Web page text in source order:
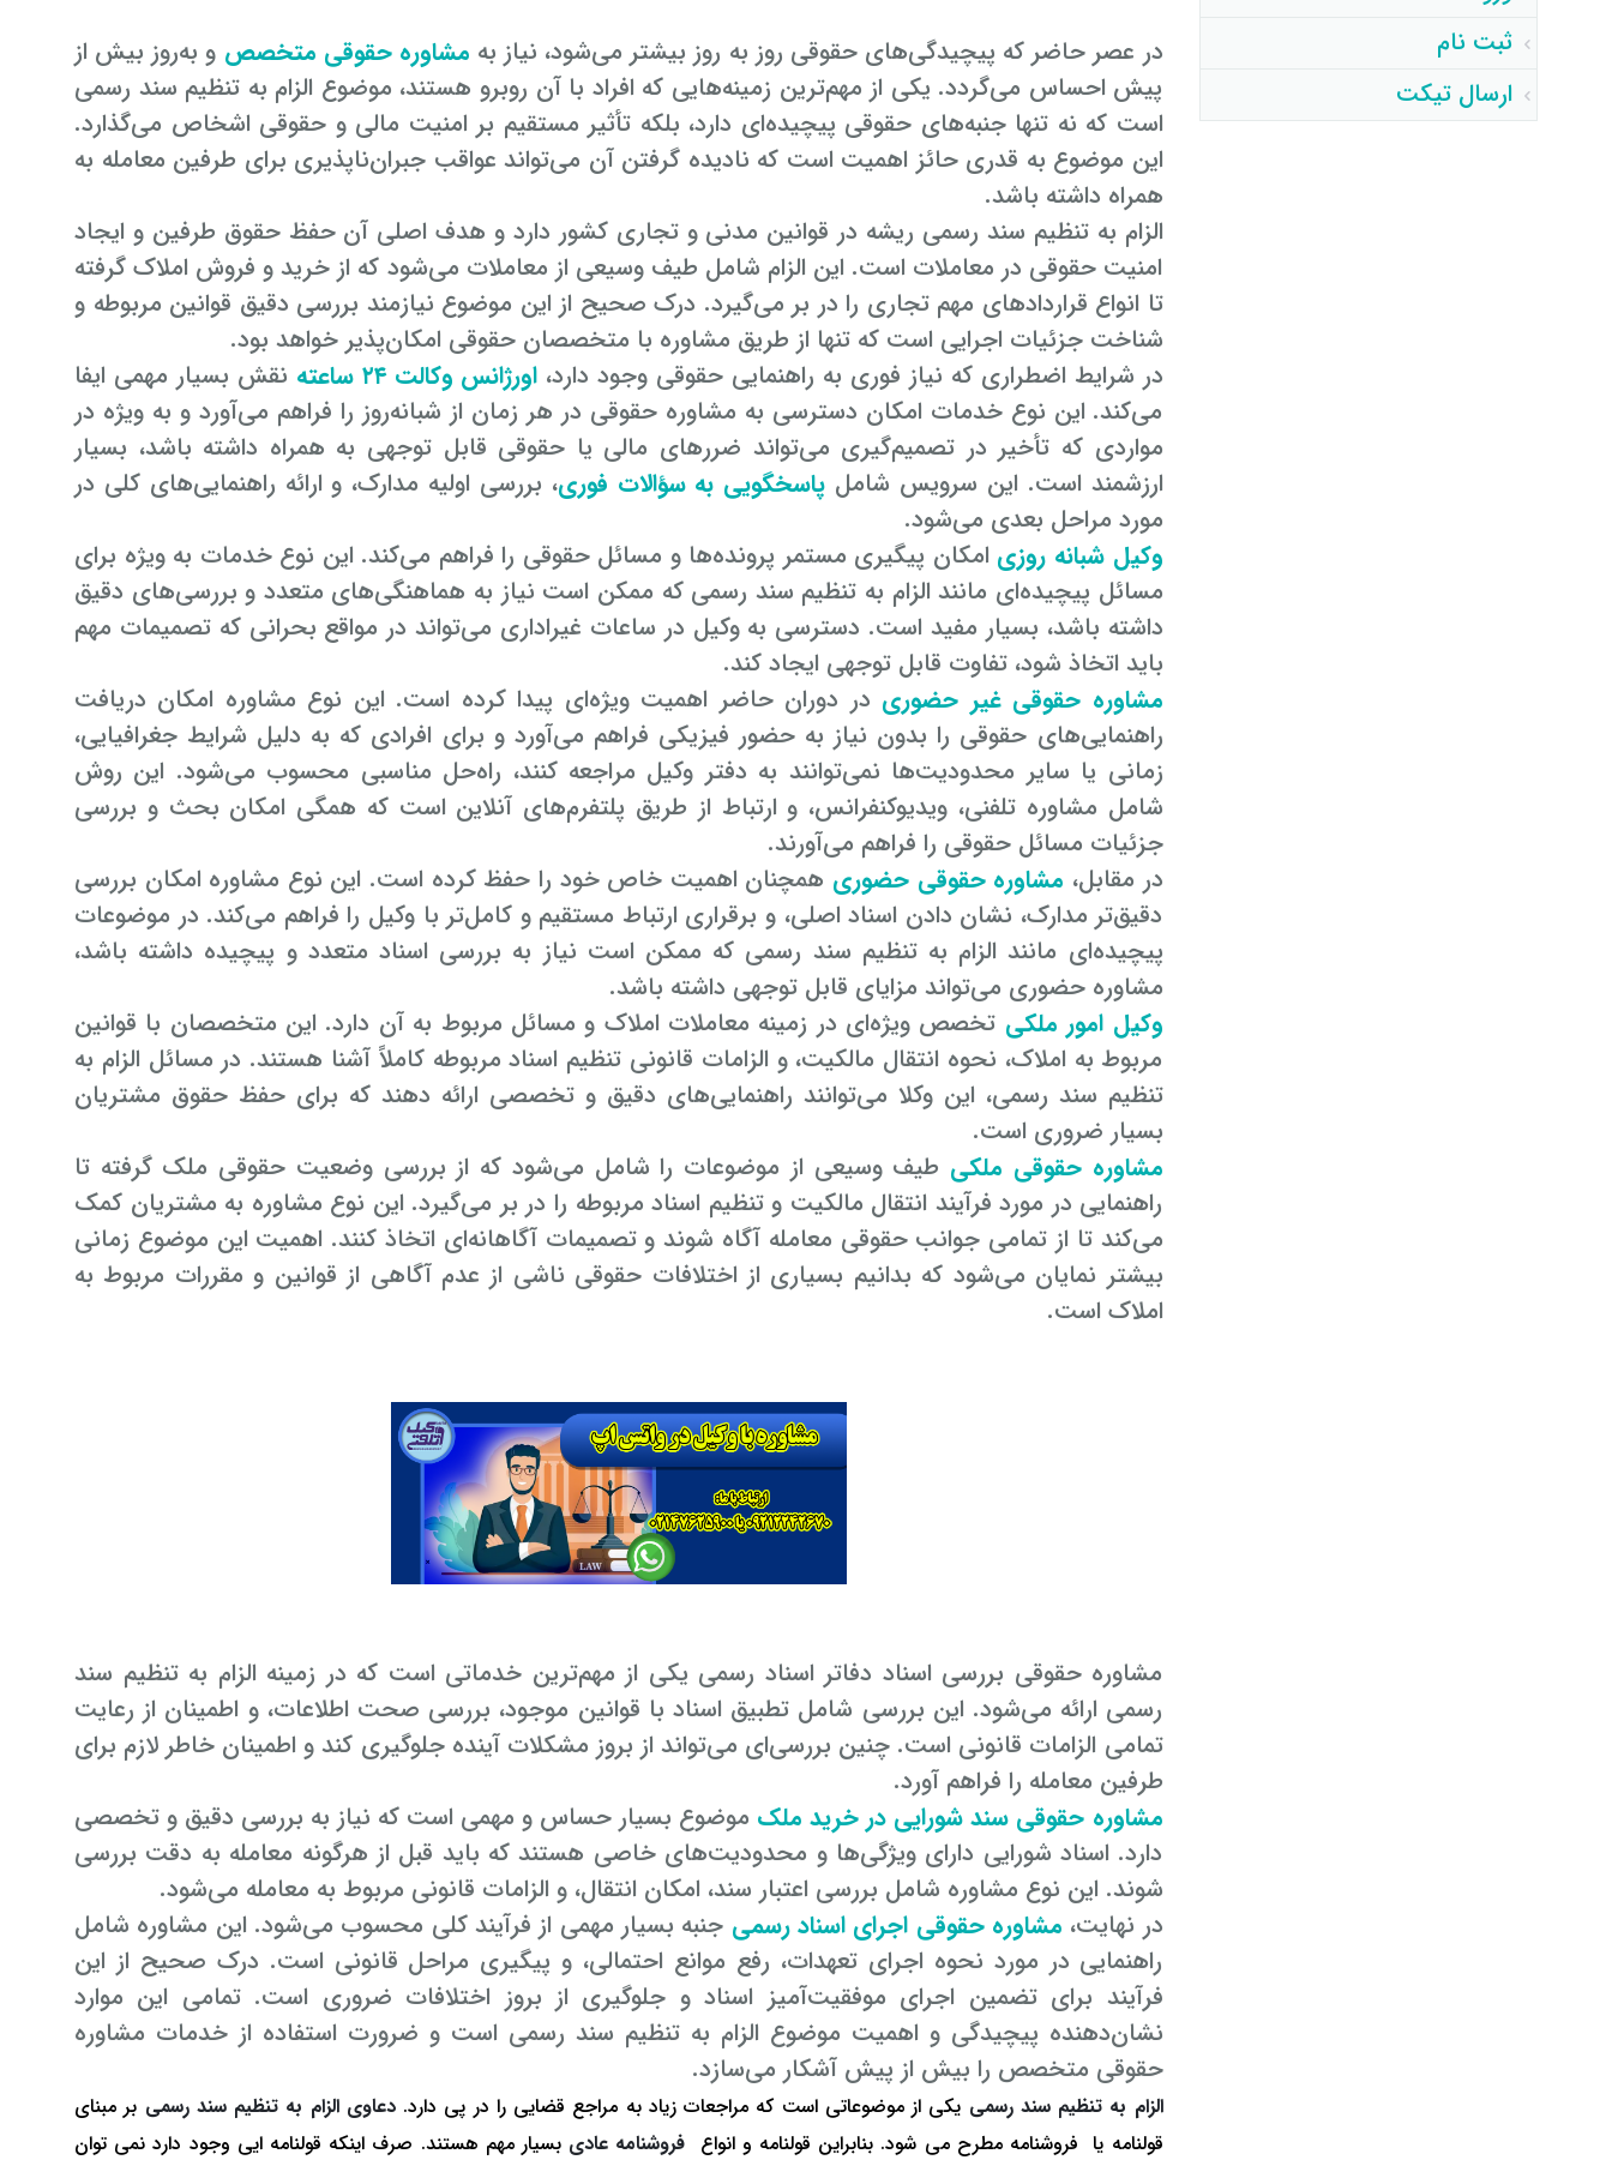
ثبت نام
ارسال تیکت
در عصر حاضر که پیچیدگی‌های حقوقی روز به روز بیشتر می‌شود، نیاز به مشاوره حقوقی متخصص و به‌روز بیش از
پیش احساس می‌گردد. یکی از مهم‌ترین زمینه‌هایی که افراد با آن روبرو هستند، موضوع الزام به تنظیم سند رسمی
است که نه تنها جنبه‌های حقوقی پیچیده‌ای دارد، بلکه تأثیر مستقیم بر امنیت مالی و حقوقی اشخاص می‌گذارد.
این موضوع به قدری حائز اهمیت است که نادیده گرفتن آن می‌تواند عواقب جبران‌ناپذیری برای طرفین معامله به
همراه داشته باشد.
الزام به تنظیم سند رسمی ریشه در قوانین مدنی و تجاری کشور دارد و هدف اصلی آن حفظ حقوق طرفین و ایجاد
امنیت حقوقی در معاملات است. این الزام شامل طیف وسیعی از معاملات می‌شود که از خرید و فروش املاک گرفته
تا انواع قراردادهای مهم تجاری را در بر می‌گیرد. درک صحیح از این موضوع نیازمند بررسی دقیق قوانین مربوطه و
شناخت جزئیات اجرایی است که تنها از طریق مشاوره با متخصصان حقوقی امکان‌پذیر خواهد بود.
در شرایط اضطراری که نیاز فوری به راهنمایی حقوقی وجود دارد، اورژانس وکالت ۲۴ ساعته
نقش بسیار مهمی ایفا
می‌کند. این نوع خدمات امکان دسترسی به مشاوره حقوقی در هر زمان از شبانه‌روز را فراهم می‌آورد و به ویژه در
مواردی که تأخیر در تصمیم‌گیری می‌تواند ضررهای مالی یا حقوقی قابل توجهی به همراه داشته باشد، بسیار
ارزشمند است. این سرویس شامل پاسخگویی به سؤالات فوری، بررسی اولیه مدارک، و ارائه راهنمایی‌های کلی در
مورد مراحل بعدی می‌شود.
وکیل شبانه روزی امکان پیگیری مستمر پرونده‌ها و مسائل حقوقی را فراهم می‌کند. این نوع خدمات به ویژه برای
مسائل پیچیده‌ای مانند الزام به تنظیم سند رسمی که ممکن است نیاز به هماهنگی‌های متعدد و بررسی‌های دقیق
داشته باشد، بسیار مفید است. دسترسی به وکیل در ساعات غیراداری می‌تواند در مواقع بحرانی که تصمیمات مهم
باید اتخاذ شود، تفاوت قابل توجهی ایجاد کند.
مشاوره حقوقی غیر حضوری در دوران حاضر اهمیت ویژه‌ای پیدا کرده است. این نوع مشاوره امکان دریافت
راهنمایی‌های حقوقی را بدون نیاز به حضور فیزیکی فراهم می‌آورد و برای افرادی که به دلیل شرایط جغرافیایی،
زمانی یا سایر محدودیت‌ها نمی‌توانند به دفتر وکیل مراجعه کنند، راه‌حل مناسبی محسوب می‌شود. این روش
شامل مشاوره تلفنی، ویدیوکنفرانس، و ارتباط از طریق پلتفرم‌های آنلاین است که همگی امکان بحث و بررسی
جزئیات مسائل حقوقی را فراهم می‌آورند.
در مقابل، مشاوره حقوقی حضوری همچنان اهمیت خاص خود را حفظ کرده است. این نوع مشاوره امکان بررسی
دقیق‌تر مدارک، نشان دادن اسناد اصلی، و برقراری ارتباط مستقیم و کامل‌تر با وکیل را فراهم می‌کند. در موضوعات
پیچیده‌ای مانند الزام به تنظیم سند رسمی که ممکن است نیاز به بررسی اسناد متعدد و پیچیده داشته باشد،
مشاوره حضوری می‌تواند مزایای قابل توجهی داشته باشد.
وکیل امور ملکی تخصص ویژه‌ای در زمینه معاملات املاک و مسائل مربوط به آن دارد. این متخصصان با قوانین
مربوط به املاک، نحوه انتقال مالکیت، و الزامات قانونی تنظیم اسناد مربوطه کاملاً آشنا هستند. در مسائل الزام به
تنظیم سند رسمی، این وکلا می‌توانند راهنمایی‌های دقیق و تخصصی ارائه دهند که برای حفظ حقوق مشتریان
بسیار ضروری است.
مشاوره حقوقی ملکی طیف وسیعی از موضوعات را شامل می‌شود که از بررسی وضعیت حقوقی ملک گرفته تا
راهنمایی در مورد فرآیند انتقال مالکیت و تنظیم اسناد مربوطه را در بر می‌گیرد. این نوع مشاوره به مشتریان کمک
می‌کند تا از تمامی جوانب حقوقی معامله آگاه شوند و تصمیمات آگاهانه‌ای اتخاذ کنند. اهمیت این موضوع زمانی
بیشتر نمایان می‌شود که بدانیم بسیاری از اختلافات حقوقی ناشی از عدم آگاهی از قوانین و مقررات مربوط به
املاک است.
مشاوره حقوقی بررسی اسناد دفاتر اسناد رسمی یکی از مهم‌ترین خدماتی است که در زمینه الزام به تنظیم سند
رسمی ارائه می‌شود. این بررسی شامل تطبیق اسناد با قوانین موجود، بررسی صحت اطلاعات، و اطمینان از رعایت
تمامی الزامات قانونی است. چنین بررسی‌ای می‌تواند از بروز مشکلات آینده جلوگیری کند و اطمینان خاطر لازم برای
طرفین معامله را فراهم آورد.
مشاوره حقوقی سند شورایی در خرید ملک موضوع بسیار حساس و مهمی است که نیاز به بررسی دقیق و تخصصی
دارد. اسناد شورایی دارای ویژگی‌ها و محدودیت‌های خاصی هستند که باید قبل از هرگونه معامله به دقت بررسی
شوند. این نوع مشاوره شامل بررسی اعتبار سند، امکان انتقال، و الزامات قانونی مربوط به معامله می‌شود.
در نهایت، مشاوره حقوقی اجرای اسناد رسمی جنبه بسیار مهمی از فرآیند کلی محسوب می‌شود. این مشاوره شامل
راهنمایی در مورد نحوه اجرای تعهدات، رفع موانع احتمالی، و پیگیری مراحل قانونی است. درک صحیح از این
فرآیند برای تضمین اجرای موفقیت‌آمیز اسناد و جلوگیری از بروز اختلافات ضروری است. تمامی این موارد
نشان‌دهنده پیچیدگی و اهمیت موضوع الزام به تنظیم سند رسمی است و ضرورت استفاده از خدمات مشاوره
حقوقی متخصص را بیش از پیش آشکار می‌سازد.
الزام به تنظیم سند رسمی یکی از موضوعاتی است که مراجعات زیاد به مراجع قضایی را در پی دارد. دعاوی الزام به تنظیم سند رسمی بر مبنای
قولنامه یا فروشنامه مطرح می شود. بنابراین قولنامه و انواع فروشنامه عادی بسیار مهم هستند. صرف اینکه قولنامه ایی وجود دارد نمی توان